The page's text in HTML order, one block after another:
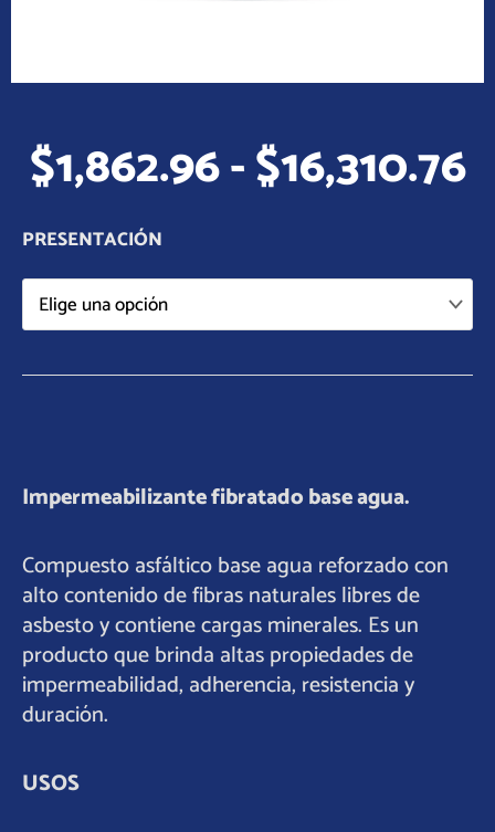
$1,862.96-$16,310.76
PRESENTACIÓN
Impermeabilizante fibratado base agua.
Compuesto asfáltico base agua reforzado con
alto contenido de fibras naturales libres de
asbesto y contiene cargas minerales. Es un
producto que brinda altas propiedades de
impermeabilidad, adherencia, resistencia y
duración.
USOS